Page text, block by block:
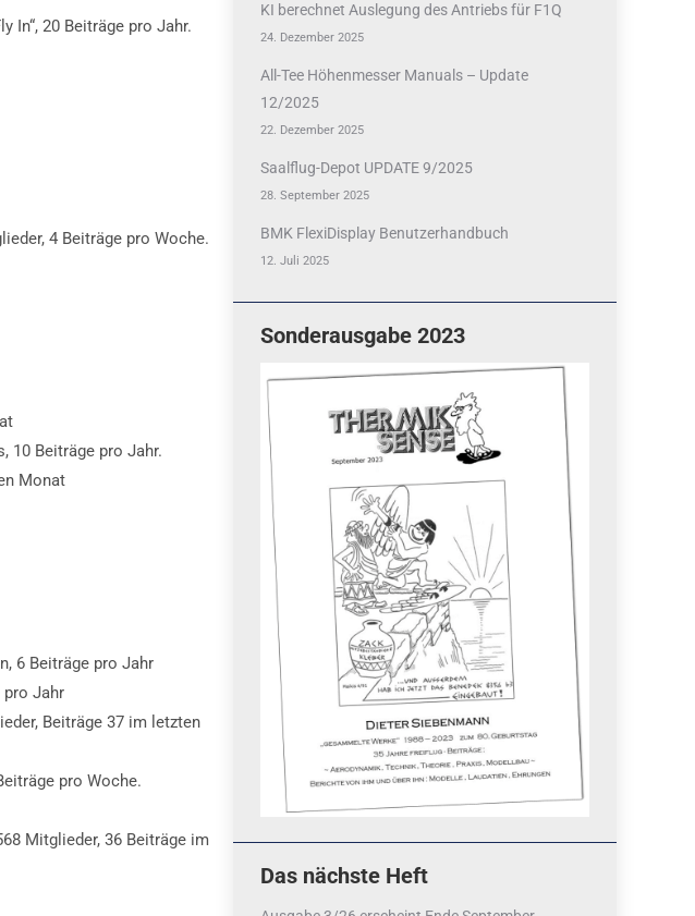
In“, 20 Beiträge pro Jahr.
4 Beiträge pro Woche.
10 Beiträge pro Jahr.
Monat
6 Beiträge pro Jahr
pro Jahr
Beiträge 37 im letzten
pro Woche.
Mitglieder, 36 Beiträge im
KI berechnet Auslegung des Antriebs für F1Q
24. Dezember 2025
All-Tee Höhenmesser Manuals – Update
12/2025
22. Dezember 2025
Saalflug-Depot UPDATE 9/2025
28. September 2025
BMK FlexiDisplay Benutzerhandbuch
12. Juli 2025
Sonderausgabe 2023
Das nächste Heft
Instagram
Quicklinks
News
Termine
Ergebnisse
bezahlen mit / pay by
PayPal
Impressum
Cookie-Richtlinie (EU)